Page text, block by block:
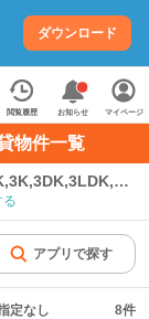
ダウンロード
閲覧履歴 お知らせ マイページ
物件一覧
る
アプリで探す
定なし 8件